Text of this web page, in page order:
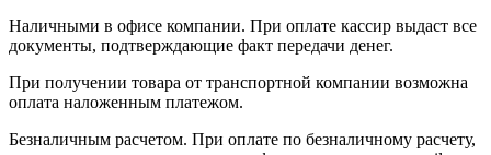
Наличными в офисе компании. При оплате кассир выдаст все
документы, подтверждающие факт передачи денег.
При получении товара от транспортной компании возможна
оплата наложенным платежом.
Безналичным расчетом. При оплате по безналичному расчету,